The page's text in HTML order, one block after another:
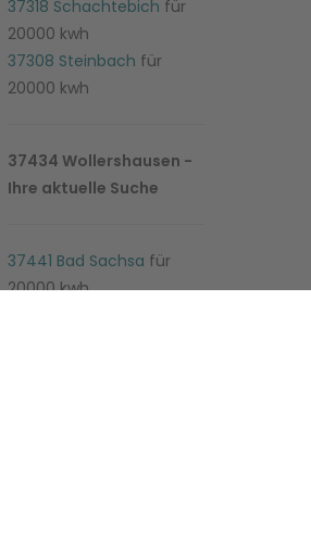
37318 Schachtebich für
20000 kwh
37308 Steinbach für
20000 kwh
37434 Wollershausen -
Ihre aktuelle Suche
37441 Bad Sachsa für
20000 kwh